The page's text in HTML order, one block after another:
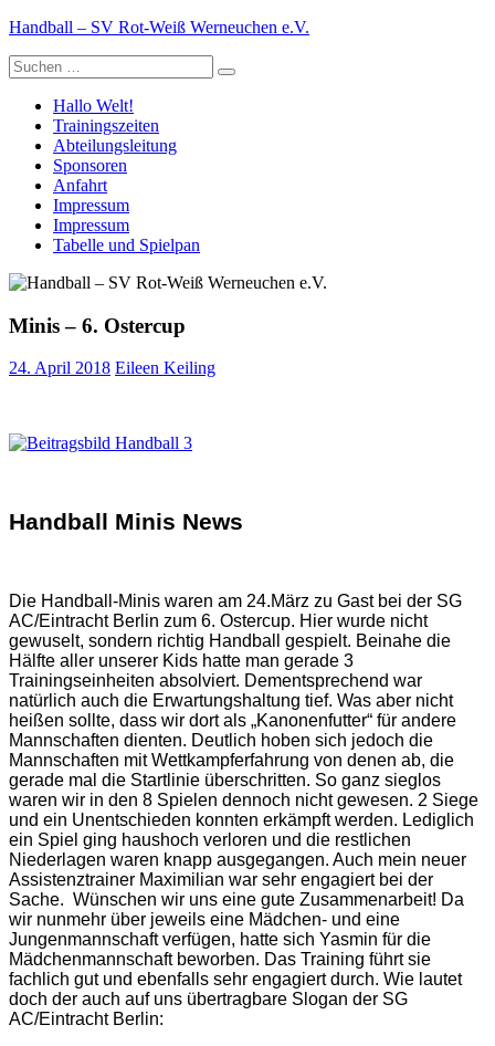
Zum
springen
Handball – SV Rot-Weiß Werneuchen e.V.
Suche
nach:
Hallo Welt!
Trainingszeiten
Abteilungsleitung
Sponsoren
Anfahrt
Impressum
Impressum
Tabelle und Spielpan
Minis – 6. Ostercup
24. April 2018 Eileen Keiling
Handball Minis News
Die Handball-Minis waren am 24.März zu Gast bei der SG
AC/Eintracht Berlin zum 6. Ostercup. Hier wurde nicht
gewuselt, sondern richtig Handball gespielt. Beinahe die
Hälfte aller unserer Kids hatte man gerade 3
Trainingseinheiten absolviert. Dementsprechend war
natürlich auch die Erwartungshaltung tief. Was aber nicht
heißen sollte, dass wir dort als „Kanonenfutter“ für andere
Mannschaften dienten. Deutlich hoben sich jedoch die
Mannschaften mit Wettkampferfahrung von denen ab, die
gerade mal die Startlinie überschritten. So ganz sieglos
waren wir in den 8 Spielen dennoch nicht gewesen. 2 Siege
und ein Unentschieden konnten erkämpft werden. Lediglich
ein Spiel ging haushoch verloren und die restlichen
Niederlagen waren knapp ausgegangen. Auch mein neuer
Assistenztrainer Maximilian war sehr engagiert bei der
Sache. Wünschen wir uns eine gute Zusammenarbeit! Da
wir nunmehr über jeweils eine Mädchen- und eine
Jungenmannschaft verfügen, hatte sich Yasmin für die
Mädchenmannschaft beworben. Das Training führt sie
fachlich gut und ebenfalls sehr engagiert durch. Wie lautet
doch der auch auf uns übertragbare Slogan der SG
AC/Eintracht Berlin: